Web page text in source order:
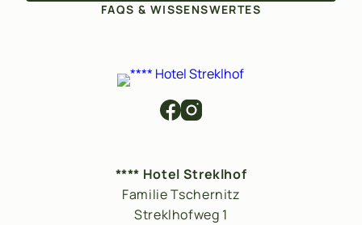
FAQS & WISSENSWERTES
**** Hotel Streklhof
Familie Tschernitz
Streklhofweg 1